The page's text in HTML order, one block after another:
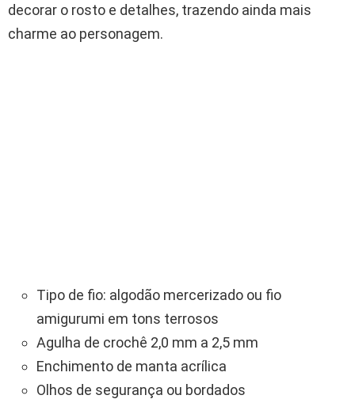
decorar o rosto e detalhes, trazendo ainda mais
charme ao personagem.
Tipo de fio: algodão mercerizado ou fio
amigurumi em tons terrosos
Agulha de crochê 2,0 mm a 2,5 mm
Enchimento de manta acrílica
Olhos de segurança ou bordados